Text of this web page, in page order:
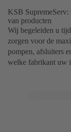
KSB
van producten
Wij begeleiden u
zorgen voor de
pompen, afsluiters
welke fabrikant uw